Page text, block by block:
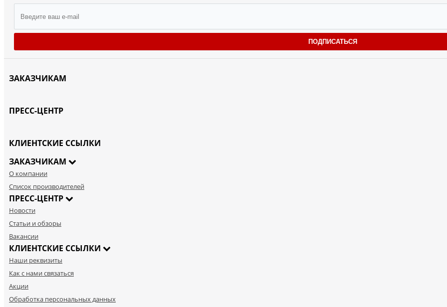
ПОДПИСАТЬСЯ
ЗАКАЗЧИКАМ
ПРЕСС-ЦЕНТР
КЛИЕНТСКИЕ ССЫЛКИ
ЗАКАЗЧИКАМ
О компании
Список производителей
ПРЕСС-ЦЕНТР
Новости
Статьи и обзоры
Вакансии
КЛИЕНТСКИЕ ССЫЛКИ
Наши реквизиты
Как с нами связаться
Акции
Обработка персональных данных